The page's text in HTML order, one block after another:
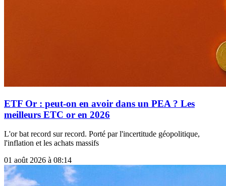
ETF Or : peut-on en avoir dans un PEA ? Les
meilleurs ETC or en 2026
L'or bat record sur record. Porté par l'incertitude géopolitique,
l'inflation et les achats massifs
01 août 2026 à 08:14